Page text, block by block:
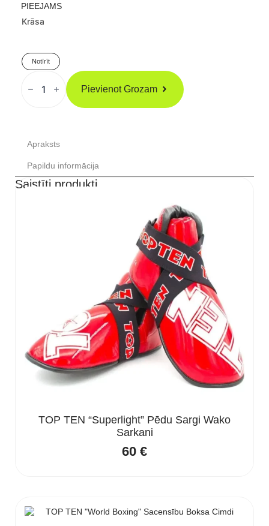
PIEEJAMS
Krāsa
Notīrīt
Sargs
Pievienot Grozam
Apraksts
Papildu informācija
Saistīti produkti
TOP TEN “Superlight” Pēdu Sargi Wako
Sarkani
60 €